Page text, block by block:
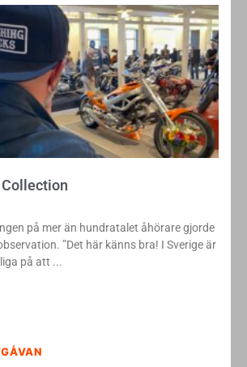
på mer än hundratalet åhörare gjorde
”Det här känns bra! I Sverige är
på att